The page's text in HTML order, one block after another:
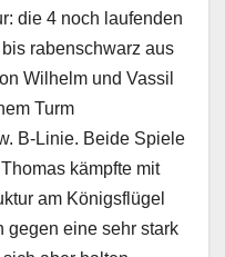
die 4 noch laufenden
rabenschwarz aus
Wilhelm und Vassil
Turm
B-Linie. Beide Spiele
kämpfte mit
am Königsflügel
gegen eine sehr stark